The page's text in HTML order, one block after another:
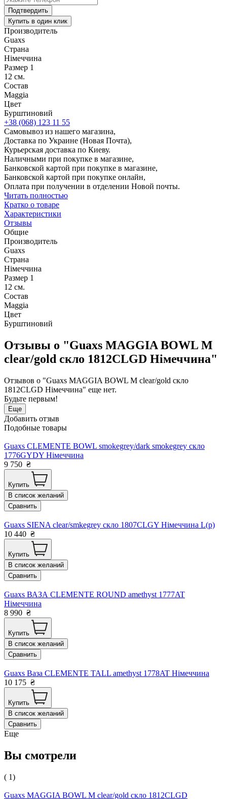
Подтвердить
Купить в один клик
Производитель
Guaxs
Страна
Німеччина
Размер 1
12 см.
Состав
Maggia
Цвет
Бурштиновий
+38 (068) 123 11 55
Самовывоз из нашего магазина,
Доставка по Украине (Новая Почта),
Курьерская доставка по Киеву.
Наличными при покупке в магазине,
Банковской картой при покупке в магазине,
Банковской картой при покупке онлайн,
Оплата при получении в отделении Новой почты.
Читать полностью
Кратко о товаре
Характеристики
Отзывы
Общие
Производитель
Guaxs
Страна
Німеччина
Размер 1
12 см.
Состав
Maggia
Цвет
Бурштиновий
Отзывы о "Guaxs MAGGIA BOWL M
clear/gold скло 1812CLGD Німеччина"
Отзывов о "Guaxs MAGGIA BOWL M clear/gold скло
1812CLGD Німеччина" еще нет.
Будьте первым!
Еще
Добавить отзыв
Подобные товары
Guaxs CLEMENTE BOWL smokegrey/dark smokegrey скло
1776GYDY Німеччина
9 750 ₴
Купить
В список желаний
Сравнить
Guaxs SIENA clear/smkegrey скло 1807CLGY Німеччина L(р)
10 440 ₴
Купить
В список желаний
Сравнить
Guaxs ВАЗА CLEMENTE ROUND amethyst 1777AT
Німеччина
8 990 ₴
Купить
В список желаний
Сравнить
Guaxs Ваза CLEMENTE TALL amethyst 1778AT Німеччина
10 175 ₴
Купить
В список желаний
Сравнить
Еще
Вы смотрели
( 1)
Guaxs MAGGIA BOWL M clear/gold скло 1812CLGD